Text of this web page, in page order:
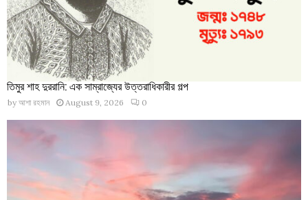
তিমুর শাহ দুররানি: এক সাম্রাজ্যের উত্তরাধিকারীর গল্প
by আশা রহমান August 9, 2026 0